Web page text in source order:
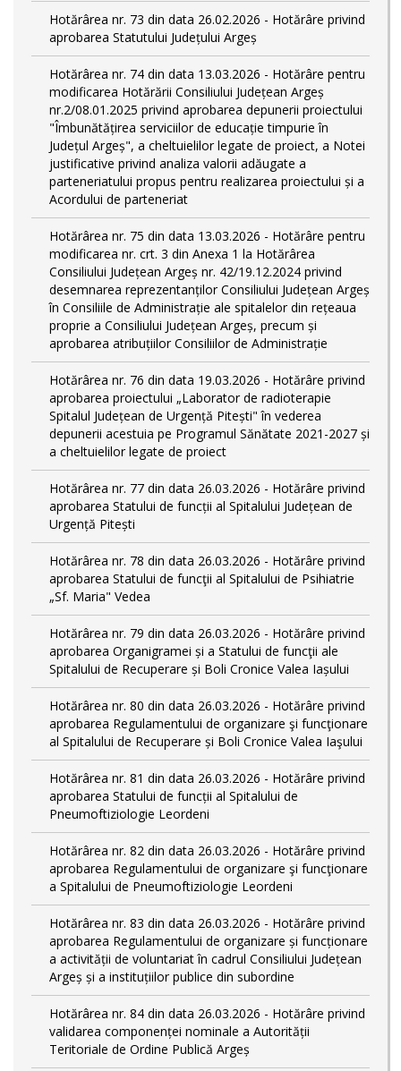
Hotărârea nr. 73 din data 26.02.2026 - Hotărâre privind
aprobarea Statutului Județului Argeș
Hotărârea nr. 74 din data 13.03.2026 - Hotărâre pentru
modificarea Hotărării Consiliului Județean Argeș
nr.2/08.01.2025 privind aprobarea depunerii proiectului
"Îmbunătățirea serviciilor de educație timpurie în
Județul Argeș", a cheltuielilor legate de proiect, a Notei
justificative privind analiza valorii adăugate a
parteneriatului propus pentru realizarea proiectului și a
Acordului de parteneriat
Hotărârea nr. 75 din data 13.03.2026 - Hotărâre pentru
modificarea nr. crt. 3 din Anexa 1 la Hotărârea
Consiliului Județean Argeș nr. 42/19.12.2024 privind
desemnarea reprezentanților Consiliului Județean Argeș
în Consiliile de Administrație ale spitalelor din rețeaua
proprie a Consiliului Județean Argeș, precum și
aprobarea atribuțiilor Consiliilor de Administrație
Hotărârea nr. 76 din data 19.03.2026 - Hotărâre privind
aprobarea proiectului „Laborator de radioterapie
Spitalul Județean de Urgență Pitești" în vederea
depunerii acestuia pe Programul Sănătate 2021-2027 și
a cheltuielilor legate de proiect
Hotărârea nr. 77 din data 26.03.2026 - Hotărâre privind
aprobarea Statului de funcții al Spitalului Județean de
Urgență Pitești
Hotărârea nr. 78 din data 26.03.2026 - Hotărâre privind
aprobarea Statului de funcţii al Spitalului de Psihiatrie
„Sf. Maria" Vedea
Hotărârea nr. 79 din data 26.03.2026 - Hotărâre privind
aprobarea Organigramei și a Statului de funcţii ale
Spitalului de Recuperare și Boli Cronice Valea Iașului
Hotărârea nr. 80 din data 26.03.2026 - Hotărâre privind
aprobarea Regulamentului de organizare şi funcţionare
al Spitalului de Recuperare și Boli Cronice Valea Iaşului
Hotărârea nr. 81 din data 26.03.2026 - Hotărâre privind
aprobarea Statului de funcții al Spitalului de
Pneumoftiziologie Leordeni
Hotărârea nr. 82 din data 26.03.2026 - Hotărâre privind
aprobarea Regulamentului de organizare şi funcţionare
a Spitalului de Pneumoftiziologie Leordeni
Hotărârea nr. 83 din data 26.03.2026 - Hotărâre privind
aprobarea Regulamentului de organizare și funcționare
a activității de voluntariat în cadrul Consiliului Județean
Argeș și a instituțiilor publice din subordine
Hotărârea nr. 84 din data 26.03.2026 - Hotărâre privind
validarea componenței nominale a Autorității
Teritoriale de Ordine Publică Argeș